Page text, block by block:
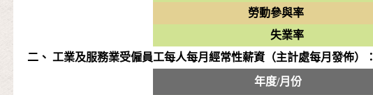
勞動參與率
失業率
二、 工業及服務業受僱員工每人每月經常性薪資（主計處每月發佈）：
年度/月份